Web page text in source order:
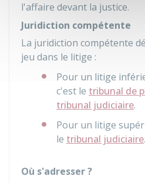
l'affaire devant la justice.
Juridiction compétente
La juridiction compétente
jeu dans le litige :
Pour un litige
c'est le tribunal de
tribunal judiciaire.
Pour un litige
le tribunal judiciaire.
Où s'adresser ?